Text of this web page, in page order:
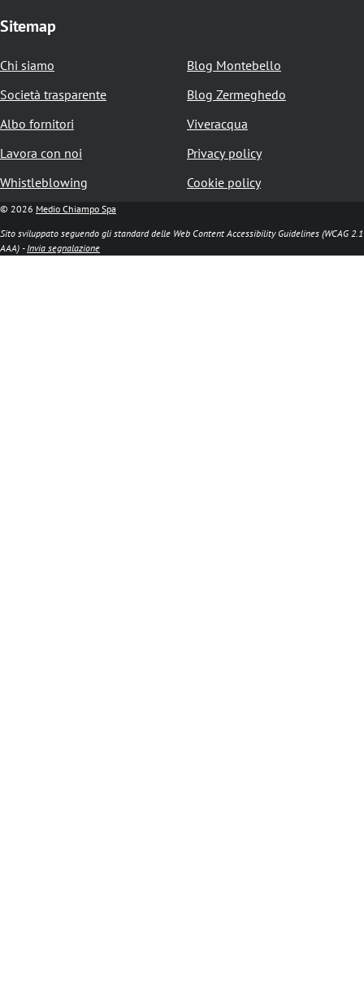
d
i
p
a
n
e
Sitemap
Chi siamo
Società trasparente
Albo fornitori
Lavora con noi
Whistleblowing
Blog Montebello
Blog Zermeghedo
Viveracqua
Privacy policy
Cookie policy
© 2026 Medio Chiampo Spa
Sito sviluppato seguendo gli standard delle Web Content Accessibility Guidelines (WCAG 2.1
AAA) -Invia segnalazione